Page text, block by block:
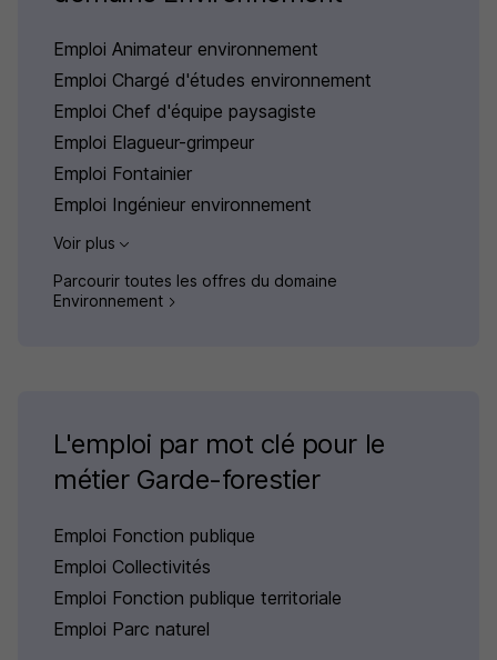
Emploi Animateur environnement
Emploi Chargé d'études environnement
Emploi Chef d'équipe paysagiste
Emploi Elagueur-grimpeur
Emploi Fontainier
Emploi Ingénieur environnement
Voir plus
Parcourir toutes les offres du domaine
Environnement
L'emploi par mot clé pour le
métier Garde-forestier
Emploi Fonction publique
Emploi Collectivités
Emploi Fonction publique territoriale
Emploi Parc naturel